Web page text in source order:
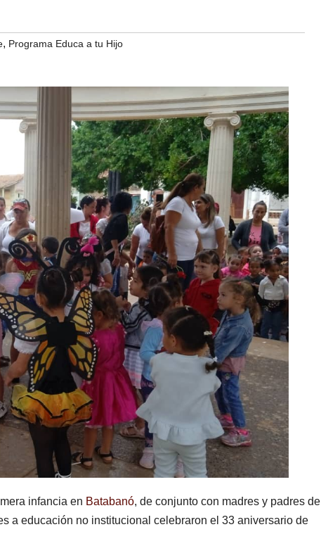
, Programa Educa a tu Hijo
infancia en Batabanó, de conjunto con madres y padres de
a educación no institucional celebraron el 33 aniversario de